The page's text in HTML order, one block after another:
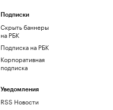
Подписки
Скрыть баннеры
на РБК
Подписка на РБК
Корпоративная
подписка
Уведомления
RSS Новости